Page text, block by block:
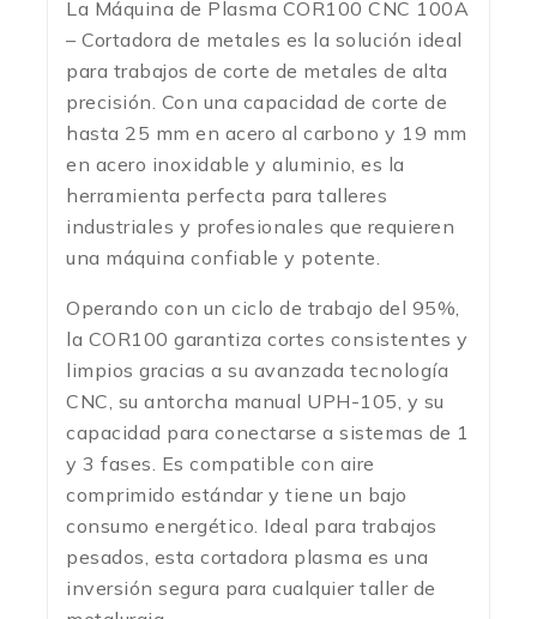
La Máquina de Plasma COR100 CNC 100A
– Cortadora de metales es la solución ideal
para trabajos de corte de metales de alta
precisión. Con una capacidad de corte de
hasta 25 mm en acero al carbono y 19 mm
en acero inoxidable y aluminio, es la
herramienta perfecta para talleres
industriales y profesionales que requieren
una máquina confiable y potente.
Operando con un ciclo de trabajo del 95%,
la COR100 garantiza cortes consistentes y
limpios gracias a su avanzada tecnología
CNC, su antorcha manual UPH-105, y su
capacidad para conectarse a sistemas de 1
y 3 fases. Es compatible con aire
comprimido estándar y tiene un bajo
consumo energético. Ideal para trabajos
pesados, esta cortadora plasma es una
inversión segura para cualquier taller de